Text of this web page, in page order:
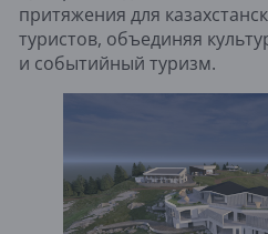
притяжения для
туристов, объединяя
и событийный туризм.